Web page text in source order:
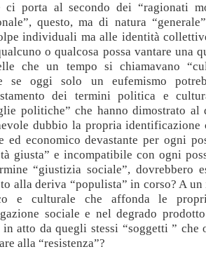
ci porta al secondo dei “ragionati
questo, ma di natura
individuali ma alle identità
o qualcosa possa vantare una
che un tempo si chiamavano
se oggi solo un eufemismo
dei termini politica e
politiche” che hanno dimostrato
dubbio la propria identificazione
ed economico devastante per ogni
giusta” e incompatibile con ogni
“giustizia sociale”, dovrebbero
alla deriva “populista” in corso? A
e culturale che affonda le
sociale e nel degrado
in atto da quegli stessi “soggetti ” che
alla “resistenza”?